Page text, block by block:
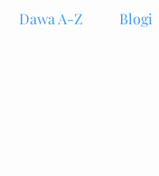
Dawa A-Z Blogi